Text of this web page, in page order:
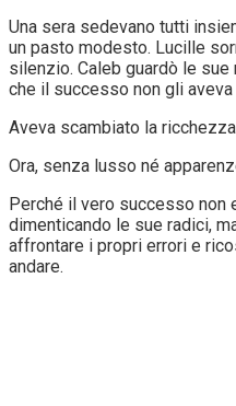
Una sera sedevano tutti
un pasto modesto. Lucille
silenzio. Caleb guardò le
che il successo non gli
Aveva scambiato la
Ora, senza lusso né
Perché il vero successo non
dimenticando le sue radici,
affrontare i propri errori e
andare.